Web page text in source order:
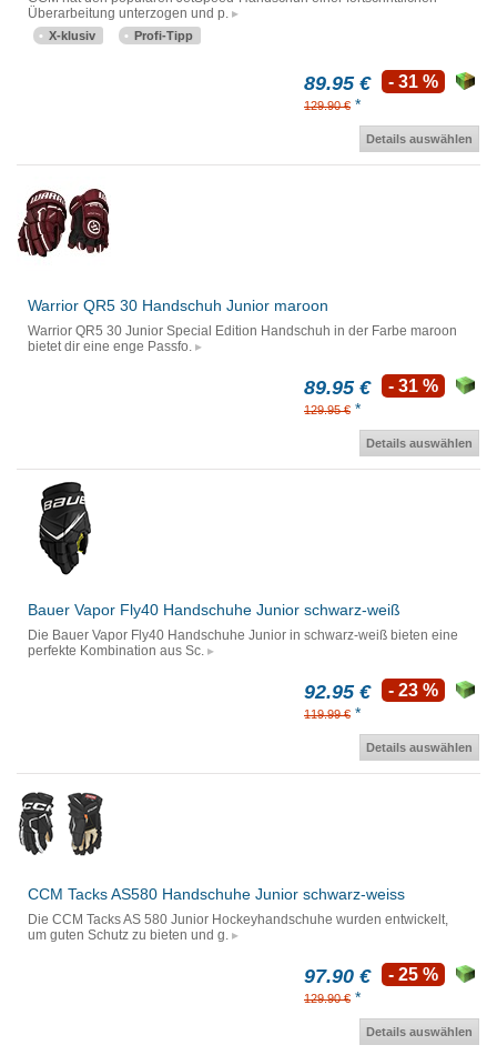
Überarbeitung unterzogen und p.
X-klusiv Profi-Tipp
89.95 €
129.90 € *
- 31 %
Details auswählen
Warrior QR5 30 Handschuh Junior maroon
Warrior QR5 30 Junior Special Edition Handschuh in der Farbe maroon
bietet dir eine enge Passfo.
89.95 €
129.95 € *
- 31 %
Details auswählen
Bauer Vapor Fly40 Handschuhe Junior schwarz-weiß
Die Bauer Vapor Fly40 Handschuhe Junior in schwarz-weiß bieten eine
perfekte Kombination aus Sc.
92.95 €
119.99 € *
- 23 %
Details auswählen
CCM Tacks AS580 Handschuhe Junior schwarz-weiss
Die CCM Tacks AS 580 Junior Hockeyhandschuhe wurden entwickelt,
um guten Schutz zu bieten und g.
97.90 €
129.90 € *
- 25 %
Details auswählen